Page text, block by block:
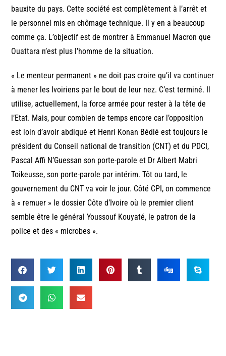
bauxite du pays. Cette société est complètement à l’arrêt et
le personnel mis en chômage technique. Il y en a beaucoup
comme ça. L’objectif est de montrer à Emmanuel Macron que
Ouattara n’est plus l’homme de la situation.
« Le menteur permanent » ne doit pas croire qu’il va continuer
à mener les Ivoiriens par le bout de leur nez. C’est terminé. Il
utilise, actuellement, la force armée pour rester à la tête de
l’Etat. Mais, pour combien de temps encore car l’opposition
est loin d’avoir abdiqué et Henri Konan Bédié est toujours le
président du Conseil national de transition (CNT) et du PDCI,
Pascal Affi N’Guessan son porte-parole et Dr Albert Mabri
Toikeusse, son porte-parole par intérim. Tôt ou tard, le
gouvernement du CNT va voir le jour. Côté CPI, on commence
à « remuer » le dossier Côte d’Ivoire où le premier client
semble être le général Youssouf Kouyaté, le patron de la
police et des « microbes ».